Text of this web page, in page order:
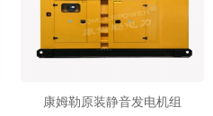
康姆勒原装静音发电机组